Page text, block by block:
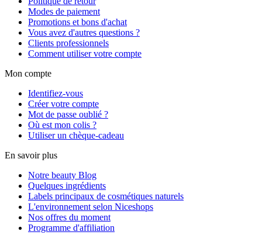
Modes de paiement
Promotions et bons d'achat
Vous avez d'autres questions ?
Clients professionnels
Comment utiliser votre compte
Mon compte
Identifiez-vous
Créer votre compte
Mot de passe oublié ?
Où est mon colis ?
Utiliser un chèque-cadeau
En savoir plus
Notre beauty Blog
Quelques ingrédients
Labels principaux de cosmétiques naturels
L'environnement selon Niceshops
Nos offres du moment
Programme d'affiliation